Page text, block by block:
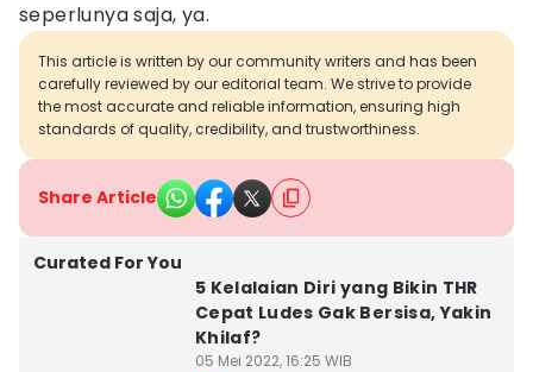
seperlunya saja, ya.
This article is written by our community writers and has been
carefully reviewed by our editorial team. We strive to provide
the most accurate and reliable information, ensuring high
standards of quality, credibility, and trustworthiness.
Share Article
Curated For You
5 Kelalaian Diri yang Bikin THR
Cepat Ludes Gak Bersisa, Yakin
Khilaf?
05 Mei 2022, 16:25 WIB